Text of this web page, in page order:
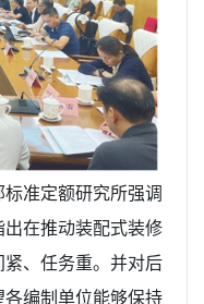
准定额研究所强调
在推动装配式装修
、任务重。并对后
编制单位能够保持